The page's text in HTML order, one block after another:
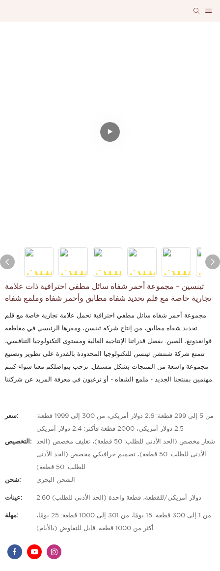
ثينسين - مجموعة أحمر شفاه سائل مطفي احترافية ذات علامة
تجارية خاصة مع قلم تحديد شفاه مطابق وأحمر شفاه وملمع شفاه
مجموعة أحمر شفاه سائل مطفي احترافية تحمل علامة تجارية خاصة مع قلم
تحديد شفاه مطابق، من إنتاج شركة ثينسن، ومقرها الرئيسي في مقاطعة
قوانغدونغ، الصين. بفضل قدراتنا الإنتاجية العالية ومستوى التكنولوجيا التنافسي،
تتمتع شركة شنتشن ثينسن للتكنولوجيا المحدودة بالقدرة على تطوير وتصنيع
مجموعة واسعة من المنتجات بشكل مستقل. نرحب بتواصلكم معنا سواء كنتم
سعر: من 5 إلى 299 قطعة: 2.6 دولار أمريكي، من 300 إلى 1999 قطعة:
2.5 دولار أمريكي، 2000 قطعة فأكثر: 2.4 دولار أمريكي
التخصيص: شعار مخصص (الحد الأدنى للطلب: 50 قطعة)، تغليف مخصص (الحد
الأدنى للطلب: 50 قطعة)، تصميم جرافيكي مخصص (الحد الأدنى
للطلب: 50 قطعة)
شحن: الشحن البحري
عينات: 2.60 دولار أمريكي/للقطعة، قطعة واحدة (الحد الأدنى للطلب)
مهلة: من 1 إلى 300 قطعة: 15 يومًا، من 301 إلى 1000 قطعة: 25 يومًا،
أكثر من 1000 قطعة: قابل للتفاوض (بالأيام)